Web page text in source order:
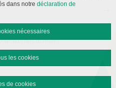
des données
dans notre déclaration de
nécessaires
les cookies
de cookies